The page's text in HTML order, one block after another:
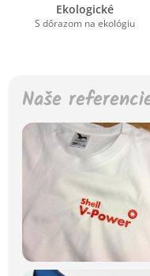
Ekologické
S dôrazom na ekológiu
Naše